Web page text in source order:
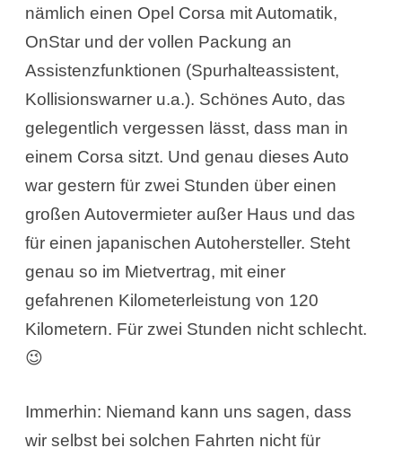
nämlich einen Opel Corsa mit Automatik,
OnStar und der vollen Packung an
Assistenzfunktionen (Spurhalteassistent,
Kollisionswarner u.a.). Schönes Auto, das
gelegentlich vergessen lässt, dass man in
einem Corsa sitzt. Und genau dieses Auto
war gestern für zwei Stunden über einen
großen Autovermieter außer Haus und das
für einen japanischen Autohersteller. Steht
genau so im Mietvertrag, mit einer
gefahrenen Kilometerleistung von 120
Kilometern. Für zwei Stunden nicht schlecht.
😉
Immerhin: Niemand kann uns sagen, dass
wir selbst bei solchen Fahrten nicht für